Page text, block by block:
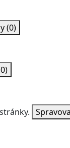
(0)